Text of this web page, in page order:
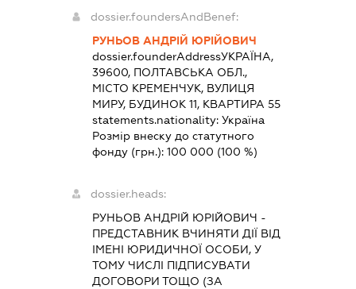
dossier.foundersAndBenef:
РУНЬОВ АНДРІЙ ЮРІЙОВИЧ
dossier.founderAddressУКРАЇНА,
39600, ПОЛТАВСЬКА ОБЛ.,
МІСТО КРЕМЕНЧУК, ВУЛИЦЯ
МИРУ, БУДИНОК 11, КВАРТИРА 55
statements.nationality: Україна
Розмір внеску до статутного
фонду (грн.): 100 000 (100 %)
dossier.heads:
РУНЬОВ АНДРІЙ ЮРІЙОВИЧ -
ПРЕДСТАВНИК ВЧИНЯТИ ДІЇ ВІД
ІМЕНІ ЮРИДИЧНОЇ ОСОБИ, У
ТОМУ ЧИСЛІ ПІДПИСУВАТИ
ДОГОВОРИ ТОЩО (ЗА